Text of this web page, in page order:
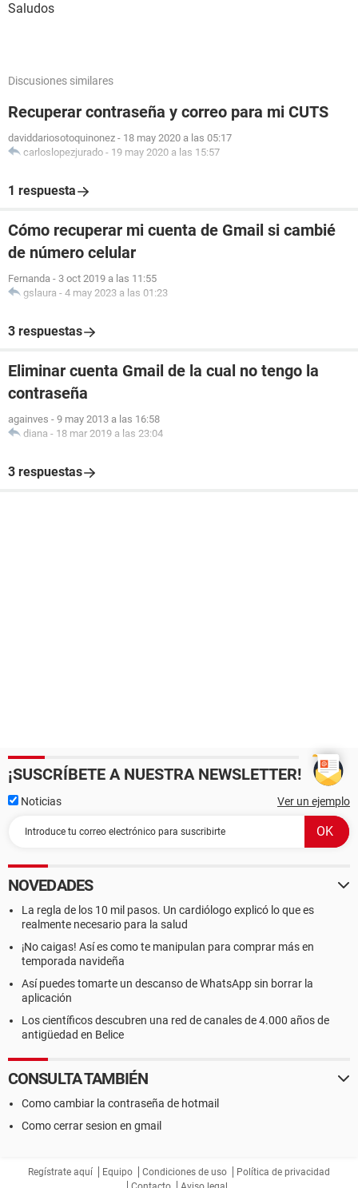
Saludos
Discusiones similares
Recuperar contraseña y correo para mi CUTS
daviddariosotoquinonez - 18 may 2020 a las 05:17
carloslopezjurado - 19 may 2020 a las 15:57
1 respuesta
Cómo recuperar mi cuenta de Gmail si cambié
de número celular
Fernanda - 3 oct 2019 a las 11:55
gslaura - 4 may 2023 a las 01:23
3 respuestas
Eliminar cuenta Gmail de la cual no tengo la
contraseña
againves - 9 may 2013 a las 16:58
diana - 18 mar 2019 a las 23:04
3 respuestas
¡SUSCRÍBETE A NUESTRA NEWSLETTER!
Noticias Ver un ejemplo
NOVEDADES
La regla de los 10 mil pasos. Un cardiólogo explicó lo que es
realmente necesario para la salud
¡No caigas! Así es como te manipulan para comprar más en
temporada navideña
Así puedes tomarte un descanso de WhatsApp sin borrar la
aplicación
Los científicos descubren una red de canales de 4.000 años de
antigüedad en Belice
CONSULTA TAMBIÉN
Como cambiar la contraseña de hotmail
Como cerrar sesion en gmail
Regístrate aquí Equipo Condiciones de uso
Política de privacidad